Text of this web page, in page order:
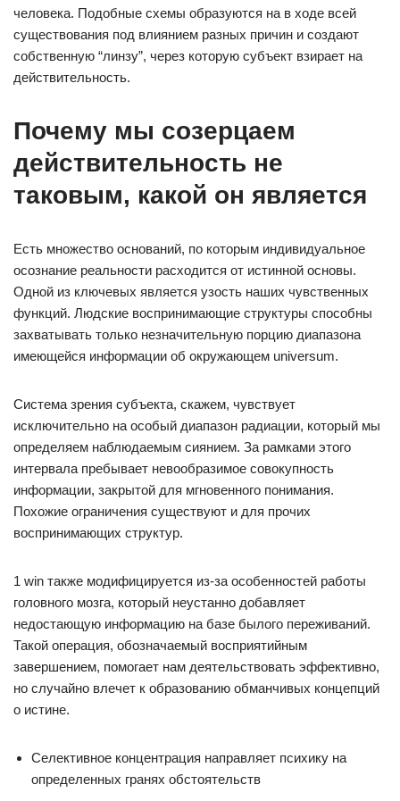
человека. Подобные схемы образуются на в ходе всей
существования под влиянием разных причин и создают
собственную “линзу”, через которую субъект взирает на
действительность.
Почему мы созерцаем
действительность не
таковым, какой он является
Есть множество оснований, по которым индивидуальное
осознание реальности расходится от истинной основы.
Одной из ключевых является узость наших чувственных
функций. Людские воспринимающие структуры способны
захватывать только незначительную порцию диапазона
имеющейся информации об окружающем universum.
Система зрения субъекта, скажем, чувствует
исключительно на особый диапазон радиации, который мы
определяем наблюдаемым сиянием. За рамками этого
интервала пребывает невообразимое совокупность
информации, закрытой для мгновенного понимания.
Похожие ограничения существуют и для прочих
воспринимающих структур.
1 win также модифицируется из-за особенностей работы
головного мозга, который неустанно добавляет
недостающую информацию на базе былого переживаний.
Такой операция, обозначаемый восприятийным
завершением, помогает нам деятельствовать эффективно,
но случайно влечет к образованию обманчивых концепций
о истине.
Селективное концентрация направляет психику на
определенных гранях обстоятельств